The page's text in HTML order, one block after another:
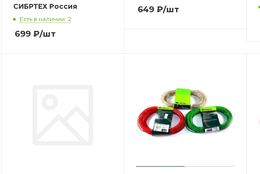
СИБРТЕХ Россия
Есть в наличии: 2
699 ₽/шт
649₽/шт